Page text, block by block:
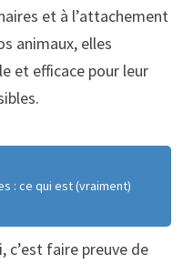
et à l’attachement
animaux, elles
et efficace pour leur
: ce qui est (vraiment)
c’est faire preuve de